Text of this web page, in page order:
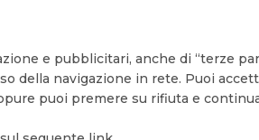
e pubblicitari, anche di “terze
della navigazione in rete. Puoi
puoi premere su rifiuta e